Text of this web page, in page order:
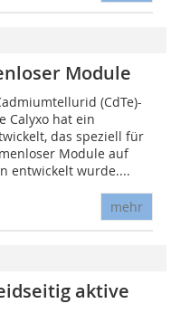
Module
(CdTe)-
Calyxo hat ein
das speziell für
Module auf
entwickelt wurde....
mehr
aktive